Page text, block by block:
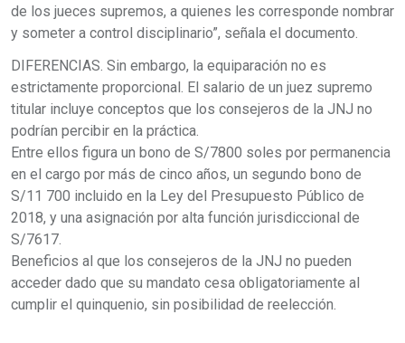
de los jueces supremos, a quienes les corresponde nombrar
y someter a control disciplinario”, señala el documento.
DIFERENCIAS. Sin embargo, la equiparación no es
estrictamente proporcional. El salario de un juez supremo
titular incluye conceptos que los consejeros de la JNJ no
podrían percibir en la práctica.
Entre ellos figura un bono de S/7800 soles por permanencia
en el cargo por más de cinco años, un segundo bono de
S/11 700 incluido en la Ley del Presupuesto Público de
2018, y una asignación por alta función jurisdiccional de
S/7617.
Beneficios al que los consejeros de la JNJ no pueden
acceder dado que su mandato cesa obligatoriamente al
cumplir el quinquenio, sin posibilidad de reelección.